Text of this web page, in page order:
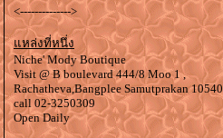
<-------------->
หล่งที่หนึ่ง
Niche' Mody Boutique
Visit @ B boulevard 444/8 Moo 1 ,
Rachatheva,Bangplee Samutprakan 10540
call 02-3250309
Open Daily